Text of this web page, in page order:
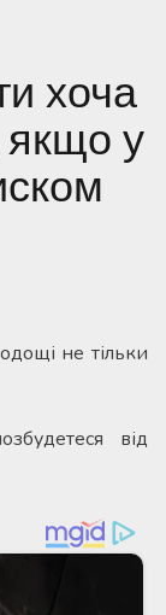
хоча
якщо у
не тільки
від